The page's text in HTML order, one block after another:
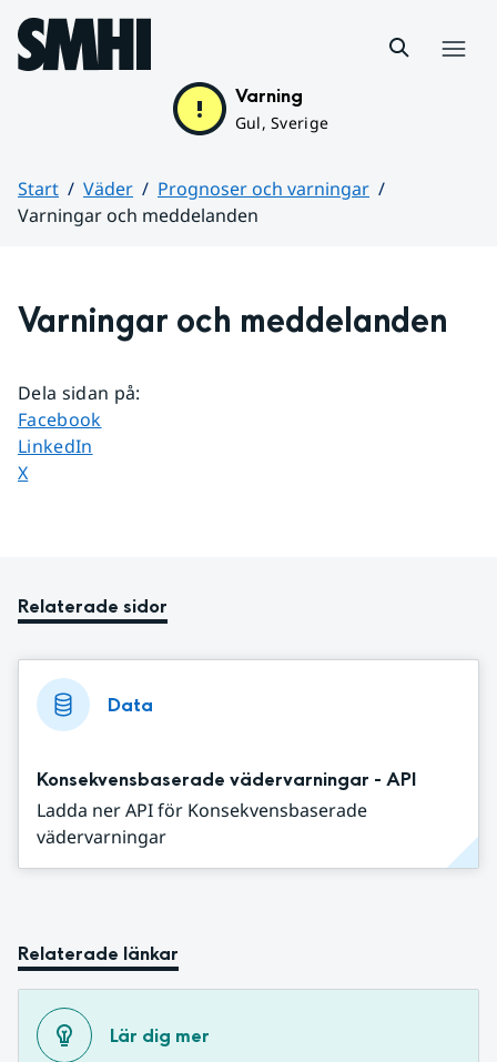
Hoppa till sidans innehåll
Varning
Gul, Sverige
Start Väder
Prognoser och varningar
Varningar och meddelanden
Varningar och meddelanden
Dela sidan på:
Dela sidan på
Facebook
Dela sidan på
LinkedIn
Dela sidan på
X
Relaterade sidor
Data
Konsekvensbaserade vädervarningar - API
Ladda ner API för Konsekvensbaserade
vädervarningar
Relaterade länkar
Lär dig mer